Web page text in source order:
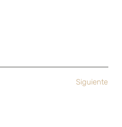
Siguiente